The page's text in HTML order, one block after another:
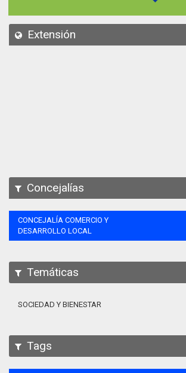
API
Extensión
Concejalías
CONCEJALÍA COMERCIO Y
DESARROLLO LOCAL
Temáticas
SOCIEDAD Y BIENESTAR
Tags